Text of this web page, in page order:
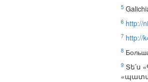
5
6 http://
7 http://
8
9 Տե՛ս